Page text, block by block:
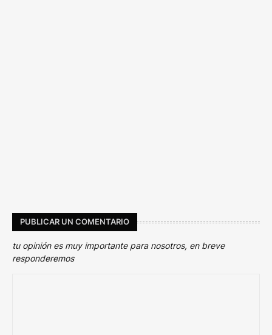
PUBLICAR UN COMENTARIO
tu opinión es muy importante para nosotros, en breve
responderemos